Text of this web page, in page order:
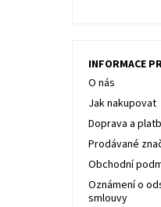
INFORMACE
O nás
Jak nakupovat
Doprava a
Prodávané
Obchodní
Oznámení o
smlouvy